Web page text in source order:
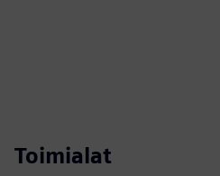
Toimialat